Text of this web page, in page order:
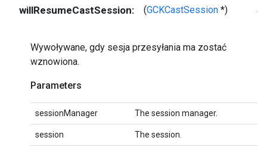
willResumeCastSession: (GCKCastSession *)
Wywoływane, gdy sesja przesyłania ma zostać
wznowiona.
Parameters
sessionManager The session manager.
session The session.